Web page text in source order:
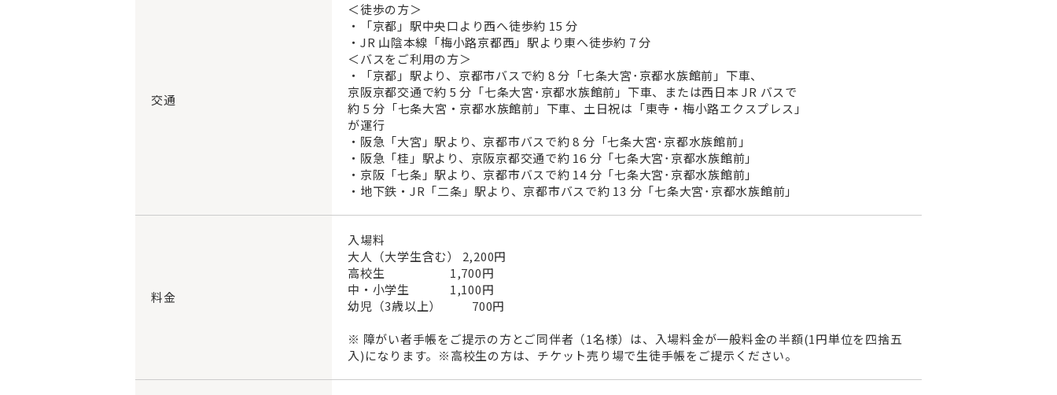
交通
＜徒歩の方＞
・「京都」駅中央口より西へ徒歩約 15 分
・JR 山陰本線「梅小路京都西」駅より東へ徒歩約 7 分
＜バスをご利用の方＞
・「京都」駅より、京都市バスで約 8 分「七条大宮･京都水族館前」下車、
京阪京都交通で約 5 分「七条大宮･京都水族館前」下車、または西日本 JR バスで
約 5 分「七条大宮・京都水族館前」下車、土日祝は「東寺・梅小路エクスプレス」
が運行
・阪急「大宮」駅より、京都市バスで約 8 分「七条大宮･京都水族館前」
・阪急「桂」駅より、京阪京都交通で約 16 分「七条大宮･京都水族館前」
・京阪「七条」駅より、京都市バスで約 14 分「七条大宮･京都水族館前」
・地下鉄・JR「二条」駅より、京都市バスで約 13 分「七条大宮･京都水族館前」
料金
入場料
大人（大学生含む） 2,200円
高校生 1,700円
中・小学生 1,100円
幼児（3歳以上） 700円
※ 障がい者手帳をご提示の方とご同伴者（1名様）は、入場料金が一般料金の半額(1円単位を四捨五
入)になります。※高校生の方は、チケット売り場で生徒手帳をご提示ください。